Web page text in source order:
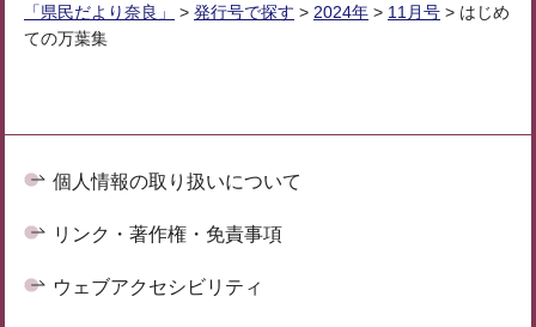
「県民だより奈良」
> 発行号で探す > 2024年 > 11月号 > はじめ
ての万葉集
個人情報の取り扱いについて
リンク・著作権・免責事項
ウェブアクセシビリティ